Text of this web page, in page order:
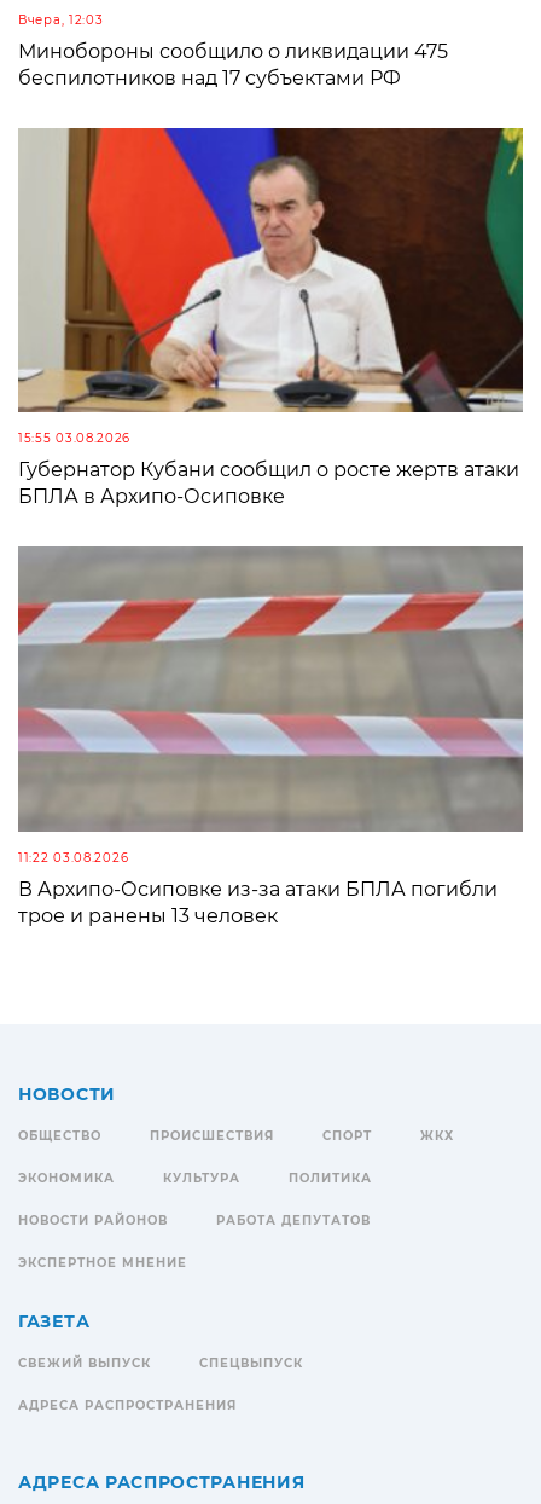
Вчера, 12:03
Минобороны сообщило о ликвидации 475
беспилотников над 17 субъектами РФ
15:55 03.08.2026
Губернатор Кубани сообщил о росте жертв атаки
БПЛА в Архипо-Осиповке
11:22 03.08.2026
В Архипо-Осиповке из-за атаки БПЛА погибли
трое и ранены 13 человек
НОВОСТИ
ОБЩЕСТВО ПРОИСШЕСТВИЯ СПОРТ ЖКХ
ЭКОНОМИКА КУЛЬТУРА ПОЛИТИКА
НОВОСТИ РАЙОНОВ РАБОТА ДЕПУТАТОВ
ЭКСПЕРТНОЕ МНЕНИЕ
ГАЗЕТА
СВЕЖИЙ ВЫПУСК СПЕЦВЫПУСК
АДРЕСА РАСПРОСТРАНЕНИЯ
АДРЕСА РАСПРОСТРАНЕНИЯ